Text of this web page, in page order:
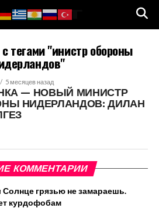
тегами "инистр обороны
5 месяцев назад
— НОВЫЙ МИНИСТР
НИДЕРЛАНДОВ: ДИЛАН
КОММЕНТАРИИ
Солнце грязью не замараешь.
курдофобам